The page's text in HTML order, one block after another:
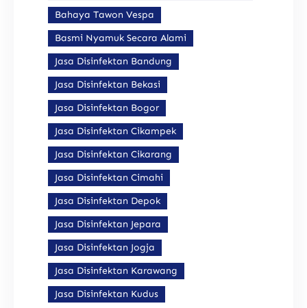
Bahaya Tawon Vespa
Basmi Nyamuk Secara Alami
Jasa Disinfektan Bandung
Jasa Disinfektan Bekasi
Jasa Disinfektan Bogor
Jasa Disinfektan Cikampek
Jasa Disinfektan Cikarang
Jasa Disinfektan Cimahi
Jasa Disinfektan Depok
Jasa Disinfektan Jepara
Jasa Disinfektan Jogja
Jasa Disinfektan Karawang
Jasa Disinfektan Kudus